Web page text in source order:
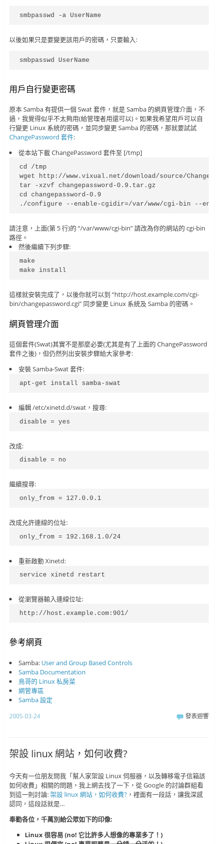
smbpasswd -a UserName
以後如果只是要變更該用戶的密碼，只要輸入:
smbpasswd UserName
用戶自行變更密碼
原本 Samba 有提供一個 Swat 套件，就是 Samba 的網頁管理介面，不
過，我覺得似乎不太夠用(給管理者用還可以)。如果我希望用戶可以自
行變更 Linux 系統的密碼，並同步變更 Samba 的密碼，那就要試試
ChangePassword 套件:
從本站下載 ChangePassword 套件至 [/tmp]
cd /tmp
wget http://www.vixual.net/download/source/
tar -xzvf changepassword-0.9.tar.gz
cd changepassword-0.9
./configure --enable-cgidir=/var/www/cgi-bin --
請注意，上面(第 5 行)的 “/var/www/cgi-bin” 請改為你的網站的 cgi-bin
路徑。
然後繼續下列步驟:
make
make install
這樣就安裝完成了，以後你就可以到 “http://host.example.com/cgi-
bin/changepassword.cgi” 同步變更 Linux 系統及 Samba 的密碼。
網頁管理介面
這個套件(Swat)其實不是那麼必要(尤其是有了上面的 ChangePassword
套件之後)，但仍然列出安裝步驟給大家參考:
安裝 Samba-Swat 套件:
apt-get install samba-swat
編輯 /etc/xinetd.d/swat，搜尋:
disable = yes
改成:
disable = no
繼續搜尋:
only_from = 127.0.0.1
改成允許連線的位址:
only_from = 192.168.1.0/24
重新啟動 Xinetd:
service xinetd restart
從瀏覽器輸入連線位址:
http://host.example.com:901/
參考網頁
Samba: User and Group Based Controls
Samba Documentation
鳥哥的 Linux 私房菜
網管專區
Samba 設定
2005-03-24 發表迴響
架設 linux 網站，如何收費?
今天有一位朋友問我「幫人家架設 Linux 伺服器，以及轉移電子信箱該
如何收費」相關的問題，我上網去找了一下，從 Google 的討論群組看
到這一則討論:架設 linux 網站，如何收費?，裡面有一段話，讓我深感
認同，這段話就是…
奉勸各位，千萬別給公眾如下的印像:
Linux 很容易 (no! 它比許多人想像的專業多了！)